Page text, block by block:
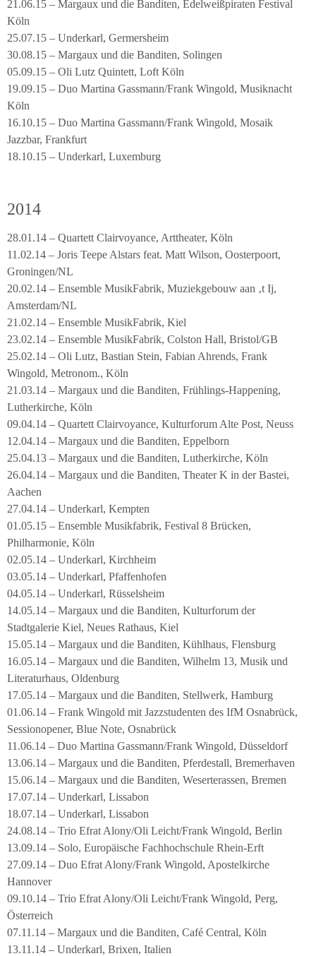
21.06.15 – Margaux und die Banditen, Edelweißpiraten Festival
Köln
25.07.15 – Underkarl, Germersheim
30.08.15 – Margaux und die Banditen, Solingen
05.09.15 – Oli Lutz Quintett, Loft Köln
19.09.15 – Duo Martina Gassmann/Frank Wingold, Musiknacht
Köln
16.10.15 – Duo Martina Gassmann/Frank Wingold, Mosaik
Jazzbar, Frankfurt
18.10.15 – Underkarl, Luxemburg
2014
28.01.14 – Quartett Clairvoyance, Arttheater, Köln
11.02.14 – Joris Teepe Alstars feat. Matt Wilson, Oosterpoort,
Groningen/NL
20.02.14 – Ensemble MusikFabrik, Muziekgebouw aan ‚t Ij,
Amsterdam/NL
21.02.14 – Ensemble MusikFabrik, Kiel
23.02.14 – Ensemble MusikFabrik, Colston Hall, Bristol/GB
25.02.14 – Oli Lutz, Bastian Stein, Fabian Ahrends, Frank
Wingold, Metronom., Köln
21.03.14 – Margaux und die Banditen, Frühlings-Happening,
Lutherkirche, Köln
09.04.14 – Quartett Clairvoyance, Kulturforum Alte Post, Neuss
12.04.14 – Margaux und die Banditen, Eppelborn
25.04.13 – Margaux und die Banditen, Lutherkirche, Köln
26.04.14 – Margaux und die Banditen, Theater K in der Bastei,
Aachen
27.04.14 – Underkarl, Kempten
01.05.15 – Ensemble Musikfabrik, Festival 8 Brücken,
Philharmonie, Köln
02.05.14 – Underkarl, Kirchheim
03.05.14 – Underkarl, Pfaffenhofen
04.05.14 – Underkarl, Rüsselsheim
14.05.14 – Margaux und die Banditen, Kulturforum der
Stadtgalerie Kiel, Neues Rathaus, Kiel
15.05.14 – Margaux und die Banditen, Kühlhaus, Flensburg
16.05.14 – Margaux und die Banditen, Wilhelm 13, Musik und
Literaturhaus, Oldenburg
17.05.14 – Margaux und die Banditen, Stellwerk, Hamburg
01.06.14 – Frank Wingold mit Jazzstudenten des IfM Osnabrück,
Sessionopener, Blue Note, Osnabrück
11.06.14 – Duo Martina Gassmann/Frank Wingold, Düsseldorf
13.06.14 – Margaux und die Banditen, Pferdestall, Bremerhaven
15.06.14 – Margaux und die Banditen, Weserterassen, Bremen
17.07.14 – Underkarl, Lissabon
18.07.14 – Underkarl, Lissabon
24.08.14 – Trio Efrat Alony/Oli Leicht/Frank Wingold, Berlin
13.09.14 – Solo, Europäische Fachhochschule Rhein-Erft
27.09.14 – Duo Efrat Alony/Frank Wingold, Apostelkirche
Hannover
09.10.14 – Trio Efrat Alony/Oli Leicht/Frank Wingold, Perg,
Österreich
07.11.14 – Margaux und die Banditen, Café Central, Köln
13.11.14 – Underkarl, Brixen, Italien